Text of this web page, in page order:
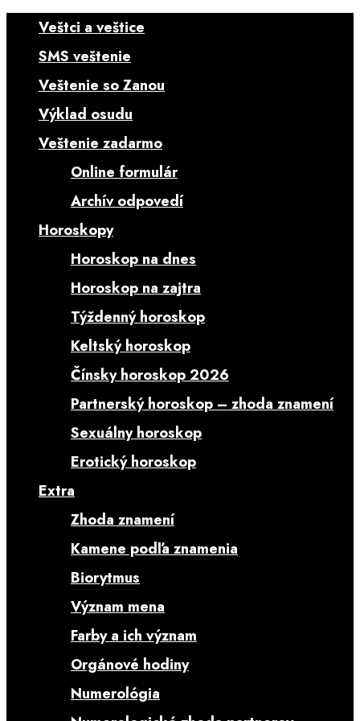
Veštci a veštice
SMS veštenie
Veštenie so Zanou
Výklad osudu
Veštenie zadarmo
Online formulár
Archív odpovedí
Horoskopy
Horoskop na dnes
Horoskop na zajtra
Týždenný horoskop
Keltský horoskop
Čínsky horoskop 2026
Partnerský horoskop – zhoda znamení
Sexuálny horoskop
Erotický horoskop
Extra
Zhoda znamení
Kamene podľa znamenia
Biorytmus
Význam mena
Farby a ich význam
Orgánové hodiny
Numerológia